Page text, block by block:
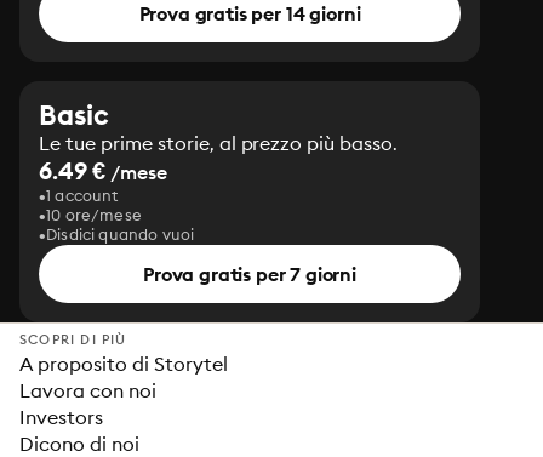
Prova gratis per 14 giorni
Basic
Le tue prime storie, al prezzo più basso.
6.49 € /mese
1 account
10 ore/mese
Disdici quando vuoi
Prova gratis per 7 giorni
SCOPRI DI PIÙ
A proposito di Storytel
Lavora con noi
Investors
Dicono di noi